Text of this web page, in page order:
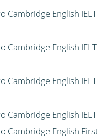
English
English
English
English
Cambridge English